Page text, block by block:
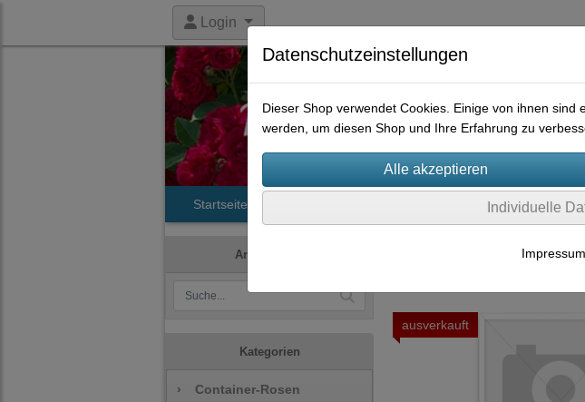
Login
Startseite Praktisches
Artikelsuche
Kategorien
› Container-Rosen
ausverkauft
Datenschutzeinstellungen
Dieser Shop verwendet Cookies. Einige von ihnen
werden, um diesen Shop und Ihre Erfahrung zu
Individuelle
Impressum